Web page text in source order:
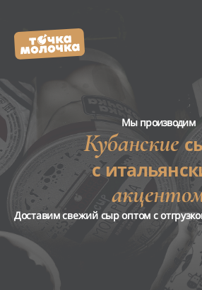
Мы производим
Кубанские
c
Доставим свежий сыр оптом с